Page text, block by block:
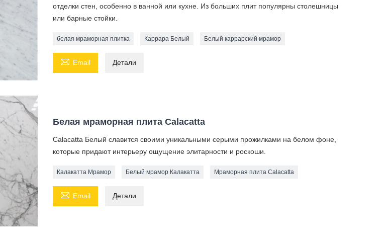
отделки стен, особенно в ванной или кухне. Из больших плит популярны столешницы
или барные стойки.
белая мраморная плитка Каррара Белый Белый каррарский мрамор
 Email Детали
Белая мраморная плита Calacatta
Calacatta Белый славится своими уникальными серыми прожилками на белом фоне,
которые придают интерьеру ощущение элитарности и роскоши.
Калакатта Мрамор Белый мрамор Калакатта Мраморная плита Calacatta
 Email Детали